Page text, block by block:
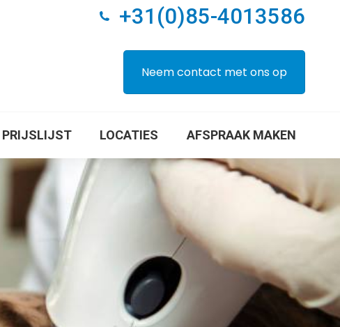
+31(0)85-4013586
Neem contact met ons op
PRIJSLIJST LOCATIES AFSPRAAK MAKEN
VOOR EN NA FOTO’S PRIJSLIJST LOCATIES